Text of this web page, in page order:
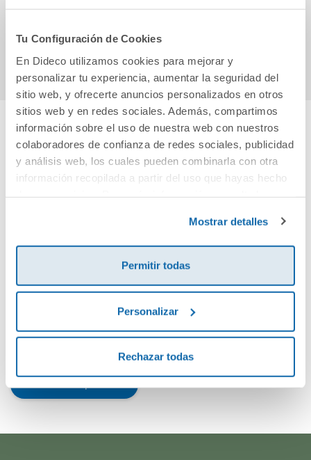
Tu Configuración de Cookies
En Dideco utilizamos cookies para mejorar y
personalizar tu experiencia, aumentar la seguridad del
sitio web, y ofrecerte anuncios personalizados en otros
sitios web y en redes sociales. Además, compartimos
información sobre el uso de nuestra web con nuestros
colaboradores de confianza de redes sociales, publicidad
y análisis web, los cuales pueden combinarla con otra
información recopilada a partir del uso que hayas hecho
Mostrar detalles
Permitir todas
Personalizar
Rechazar todas
Comprar
Cuéntanos tu opinión
¡Sé el primero en valorar este producto!
Envía tu opinión